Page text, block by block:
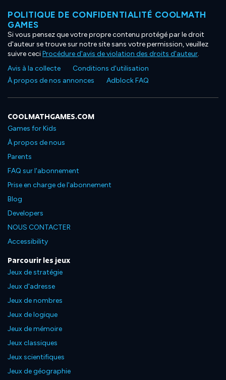
POLITIQUE DE CONFIDENTIALITÉ COOLMATH
GAMES
Si vous pensez que votre propre contenu protégé par le droit
d'auteur se trouve sur notre site sans votre permission, veuillez
suivre ceciProcédure d'avis de violation des droits d'auteur.
Avis à la collecte
Conditions d'utilisation
À propos de nos annonces
Adblock FAQ
COOLMATHGAMES.COM
Games for Kids
À propos de nous
Parents
FAQ sur l'abonnement
Prise en charge de l'abonnement
Blog
Developers
NOUS CONTACTER
Accessibility
Parcourir les jeux
Jeux de stratégie
Jeux d'adresse
Jeux de nombres
Jeux de logique
Jeux de mémoire
Jeux classiques
Jeux scientifiques
Jeux de géographie